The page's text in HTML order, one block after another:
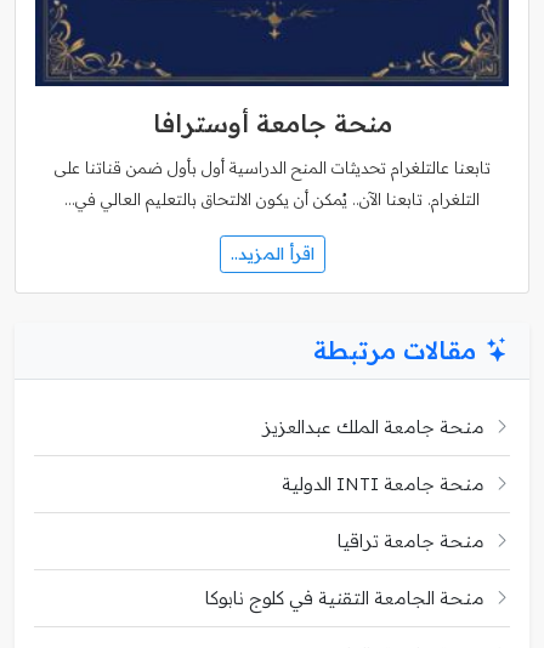
منحة جامعة أوسترافا
تابعنا عالتلغرام تحديثات المنح الدراسية أول بأول ضمن قناتنا على
التلغرام. تابعنا الآن.. يُمكن أن يكون الالتحاق بالتعليم العالي في…
اقرأ المزيد..
مقالات مرتبطة
منحة جامعة الملك عبدالعزيز
منحة جامعة INTI الدولية
منحة جامعة تراقيا
منحة الجامعة التقنية في كلوج نابوكا